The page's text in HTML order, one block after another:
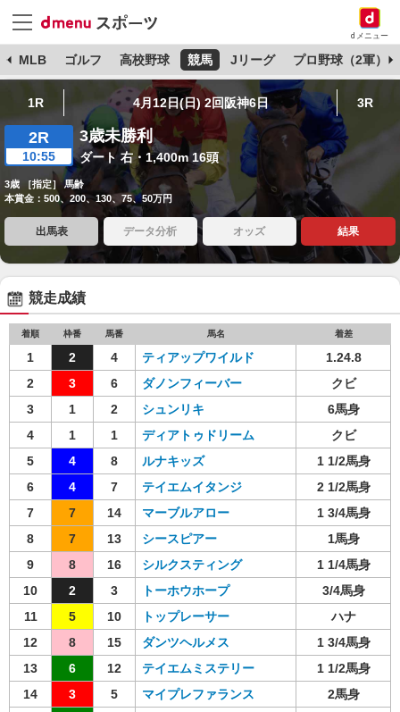
dメニュー
MLB ゴルフ 高校野球 競馬 Jリーグ プロ野球（2軍）
1R 4月12日(日) 2回阪神6日 3R
2R
10:55
3歳未勝利
ダート 右・1,400m 16頭
3歳 ［指定］ 馬齢
本賞金：500、200、130、75、50万円
出馬表 データ分析 オッズ 結果
競走成績
着順 枠番 馬番 馬名 着差
1 2 4 ティアップワイルド
1.24.8
2
3 6 ダノンフィーバー
クビ
3
1 2 シュンリキ
6馬身
4
1 1 ディアトゥドリーム
クビ
5
4 8 ルナキッズ
1 1/2馬身
6
4 7 テイエムイタンジ
2 1/2馬身
7
7 14 マーブルアロー
1 3/4馬身
8
7 13 シースピアー
1馬身
9
8 16 シルクスティング
1 1/4馬身
10
2 3 トーホウホープ
3/4馬身
11
5 10 トップレーサー
ハナ
12
8 15 ダンツヘルメス
1 3/4馬身
13
6 12 テイエムミステリー
1 1/2馬身
14
3 5 マイプレファランス
2馬身